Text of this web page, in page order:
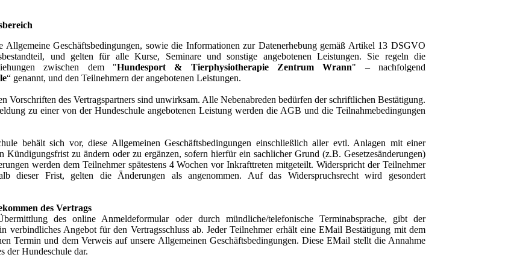
Allgemeine Geschäftsbedingungen, sowie die Informationen zur Datenerhebung gemäß Artikel 13 DSGVO
und gelten für alle Kurse, Seminare und sonstige angebotenen Leistungen. Sie regeln die
zwischen dem "Hundesport & Tierphysiotherapie Zentrum Wrann" – nachfolgend
“ genannt, und den Teilnehmern der angebotenen Leistungen.
Vorschriften des Vertragspartners sind unwirksam. Alle Nebenabreden bedürfen der schriftlichen Bestätigung.
zu einer von der Hundeschule angebotenen Leistung werden die AGB und die Teilnahmebedingungen
behält sich vor, diese Allgemeinen Geschäftsbedingungen einschließlich aller evtl. Anlagen mit einer
Kündigungsfrist zu ändern oder zu ergänzen, sofern hierfür ein sachlicher Grund (z.B. Gesetzesänderungen)
werden dem Teilnehmer spätestens 4 Wochen vor Inkrafttreten mitgeteilt. Widerspricht der Teilnehmer
dieser Frist, gelten die Änderungen als angenommen. Auf das Widerspruchsrecht wird gesondert
des Vertrags
des online Anmeldeformular oder durch mündliche/telefonische Terminabsprache, gibt der
verbindliches Angebot für den Vertragsschluss ab. Jeder Teilnehmer erhält eine EMail Bestätigung mit dem
Termin und dem Verweis auf unsere Allgemeinen Geschäftsbedingungen. Diese EMail stellt die Annahme
der Hundeschule dar.